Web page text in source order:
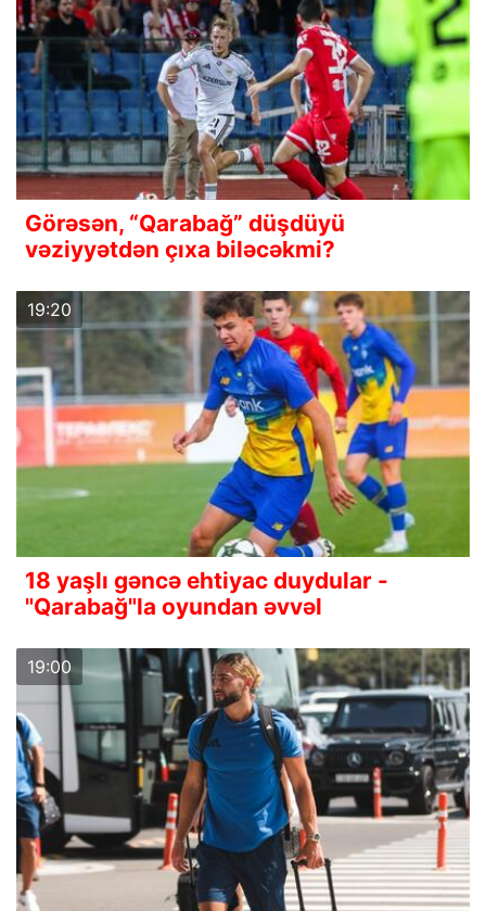
Görəsən, “Qarabağ” düşdüyü
vəziyyətdən çıxa biləcəkmi?
19:20
18 yaşlı gəncə ehtiyac duydular -
"Qarabağ"la oyundan əvvəl
19:00